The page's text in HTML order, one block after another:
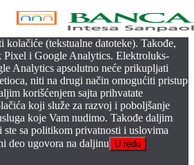
kolačiće (tekstualne datoteke). Takođe,
Pixel i Google Analytics. Elektroluks-
Analytics apsolutno neće prikupljati
niti na drugi način omogućiti pristup
korišćenjem sajta prihvatate
koji služe za razvoj i poboljšanje
koje Vam nudimo. Takođe daljim
ste sa politikom privatnosti i uslovima
deo ugovora na daljinu
U redu